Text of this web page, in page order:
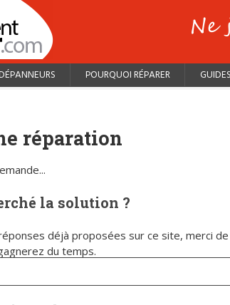
POURQUOI RÉPARER
réparation
la solution ?
déjà proposées sur ce site, merci
du temps.